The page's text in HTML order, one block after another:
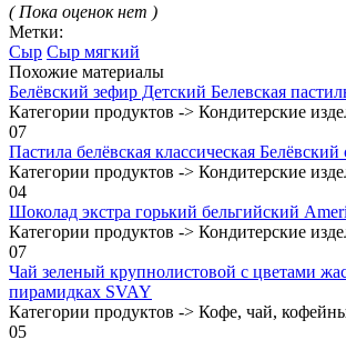
( Пока оценок нет )
Метки:
Сыр Сыр мягкий
Похожие материалы
Белёвский зефир Детский Белевская
Категории продуктов -> Кондитерские
07
Пастила белёвская классическая Белёвский
Категории продуктов -> Кондитерские
04
Шоколад экстра горький бельгийский
Категории продуктов -> Кондитерские
07
Чай зеленый крупнолистовой с цветами
пирамидках SVAY
Категории продуктов -> Кофе, чай,
05